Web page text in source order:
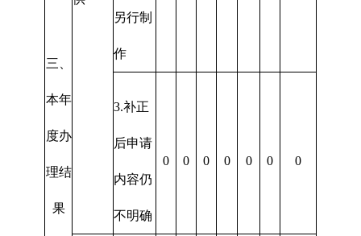
三、
本年
度办
理结
果
另行制
作
3.补正
后申请
内容仍
不明确
0 0 0 0 0 0 0